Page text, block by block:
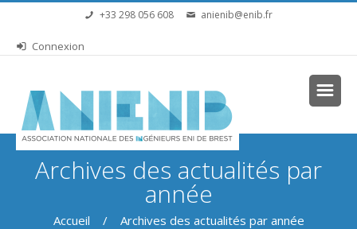
Aller au contenu principal+33 298 056 608 anienib@enib.fr
Connexion
Archives des actualités par
année
Vous êtes ici
Accueil / Archives des actualités par année